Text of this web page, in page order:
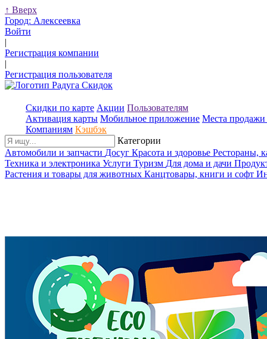
↑ Вверх
Город: Алексеевка
Войти
|
Регистрация компании
|
Регистрация пользователя
Скидки по карте Акции Пользователям
Активация карты Мобильное приложение Места продажи
Компаниям Кэшбэк
Категории
Автомобили и запчасти Досуг Красота и здоровье Рестораны,
Техника и электроника Услуги Туризм Для дома и дачи
Растения и товары для животных Канцтовары, книги и софт